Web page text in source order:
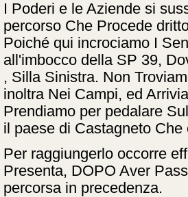
I Poderi e le Aziende si
percorso Che Procede
Poiché qui incrociamo I
all'imbocco della SP 39,
, Silla Sinistra. Non
inoltra Nei Campi, ed
Prendiamo per pedalare
il paese di Castagneto Che
Per raggiungerlo occorre
Presenta, DOPO Aver
percorsa in precedenza.